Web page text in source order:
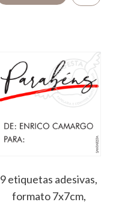
9 etiquetas adesivas,
formato 7x7cm,